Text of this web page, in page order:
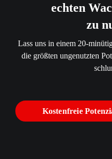
echten
zu
Lass uns in einem 20-
die größten ungenutzten
Kostenfreie